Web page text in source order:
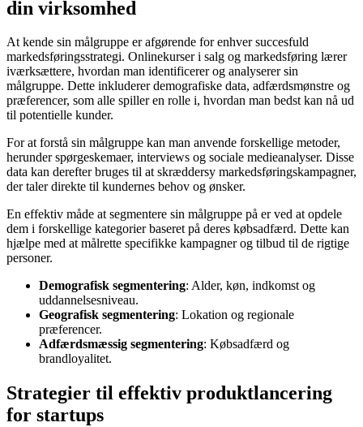
din virksomhed
At kende sin målgruppe er afgørende for enhver succesfuld
markedsføringsstrategi. Onlinekurser i salg og markedsføring lærer
iværksættere, hvordan man identificerer og analyserer sin
målgruppe. Dette inkluderer demografiske data, adfærdsmønstre og
præferencer, som alle spiller en rolle i, hvordan man bedst kan nå ud
til potentielle kunder.
For at forstå sin målgruppe kan man anvende forskellige metoder,
herunder spørgeskemaer, interviews og sociale medieanalyser. Disse
data kan derefter bruges til at skræddersy markedsføringskampagner,
der taler direkte til kundernes behov og ønsker.
En effektiv måde at segmentere sin målgruppe på er ved at opdele
dem i forskellige kategorier baseret på deres købsadfærd. Dette kan
hjælpe med at målrette specifikke kampagner og tilbud til de rigtige
personer.
Demografisk segmentering: Alder, køn, indkomst og
uddannelsesniveau.
Geografisk segmentering: Lokation og regionale
præferencer.
Adfærdsmæssig segmentering: Købsadfærd og
brandloyalitet.
Strategier til effektiv produktlancering
for startups